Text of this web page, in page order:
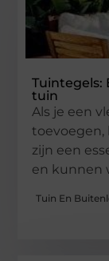
Tuintegels:
tuin
Als je een
toevoegen,
zijn een
en kunnen
Tuin En